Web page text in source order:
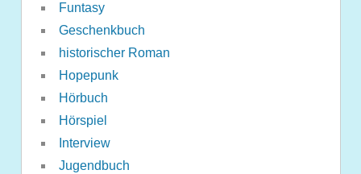
Funtasy
Geschenkbuch
historischer Roman
Hopepunk
Hörbuch
Hörspiel
Interview
Jugendbuch